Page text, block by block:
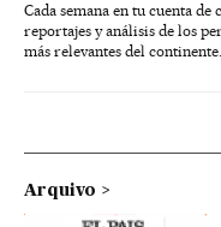
Cada semana en tu cuenta
reportajes y análisis de los
más relevantes del continente.
Arquivo